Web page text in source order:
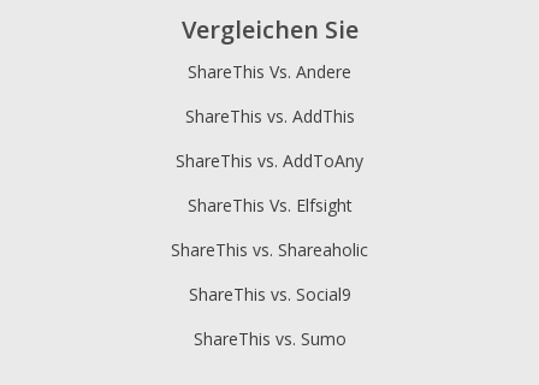
Vergleichen Sie
ShareThis Vs. Andere
ShareThis vs. AddThis
ShareThis vs. AddToAny
ShareThis Vs. Elfsight
ShareThis vs. Shareaholic
ShareThis vs. Social9
ShareThis vs. Sumo